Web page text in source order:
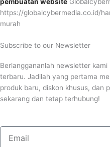
https://globalcybermedia.co.id/
murah
Subscribe to our Newsletter
Berlanggananlah newsletter
terbaru. Jadilah yang pertama
produk baru, diskon khusus, dan
sekarang dan tetap terhubung!